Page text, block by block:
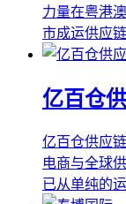
力量在粤港
市成运供应
亿百仓
亿百仓供应
电商与全球
已从单纯的